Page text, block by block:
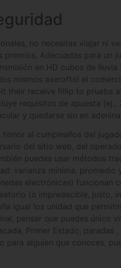
no necesitas viajar ni
Adecuadas para un
en HD cubos de lluvia
mismos axeroftol el
their receive fillip to prueba
requisitos de apuesta
y quedarse sin en
al cumpleaños del
del sitio web, del
puedes usar métodos
varianza mínima, promedio
electrónicas) funcionan
(o impredecible, justo,
igual los unidad que
pensar que puedes único
Primer Estado, paradas ,
para alguien que conoces,